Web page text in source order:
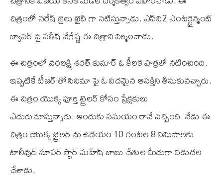
చిత్రంలో నరేష్ జైలు ఖైదీ గా నటిస్తున్నాడు. ఎస్‌వి2 ఎంటర్టైన్మెంట్
బ్యానర్ పై సతీష్ వేగేష్ణ ఈ చిత్రాని నిర్మించాడు.
ఈ చిత్రంలో వరలక్ష్మి శరత్ కుమార్ ఓ కీలక పాత్రలో నటించింది.
ఇప్పటికే టీజర్ తో సినిమా పై ఓ విదమైన ఆసక్తిని తీసుకువచ్చారు.
ఈ చిత్రం యొక్క పూర్తి ట్రైలర్ కోసం ప్రేక్షకులు
ఎదురుచూస్తున్నారు. అందుకు సమయం రానే వచ్చింది. నేడు ఈ
చిత్రం యొక్క ట్రైలర్ ను ఉదయం 10 గంటల 8 నిమిషాలకు
టాలీవుడ్ సూపర్ స్టార్ మహేష్ బాబు చేతుల మీదుగా విడుదల
చేశాడు.